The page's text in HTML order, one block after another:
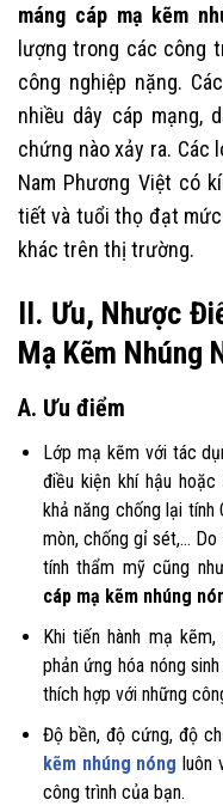
máng cáp mạ kẽm
lượng trong các công
công nghiệp nặng.
nhiều dây cáp mạng,
chứng nào xảy ra. Các
Nam Phương Việt có
tiết và tuổi thọ đạt
khác trên thị trường.
II. Ưu, Nhược
Mạ Kẽm Nhúng
A. Ưu điểm
Lớp mạ kẽm với tác
điều kiện khí hậu
khả năng chống lại
mòn, chống gỉ sét,…
tính thẩm mỹ cũng
cáp mạ kẽm nhúng
Khi tiến hành mạ
phản ứng hóa nóng
thích hợp với những
Độ bền, độ cứng, độ
kẽm nhúng nóng luôn
công trình của bạn.